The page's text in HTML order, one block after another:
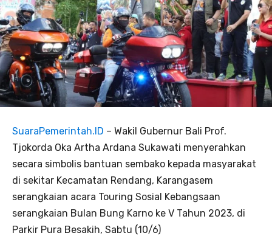
SuaraPemerintah.ID – Wakil Gubernur Bali Prof.
Tjokorda Oka Artha Ardana Sukawati menyerahkan
secara simbolis bantuan sembako kepada masyarakat
di sekitar Kecamatan Rendang, Karangasem
serangkaian acara Touring Sosial Kebangsaan
serangkaian Bulan Bung Karno ke V Tahun 2023, di
Parkir Pura Besakih, Sabtu (10/6)